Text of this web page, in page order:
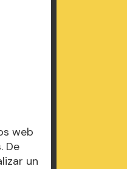
web
De
un